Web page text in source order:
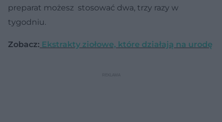
preparat możesz stosować dwa, trzy razy w
tygodniu.
Zobacz: Ekstrakty ziołowe, które działają na urodę